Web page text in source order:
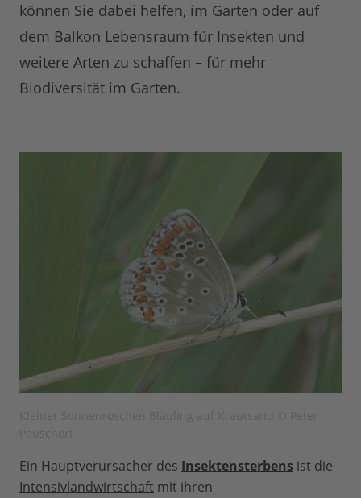
können Sie dabei helfen, im Garten oder auf
dem Balkon Lebensraum für Insekten und
weitere Arten zu schaffen – für mehr
Biodiversität im Garten.
Ein Hauptverursacher des Insektensterbens ist die
Intensivlandwirtschaft mit ihren